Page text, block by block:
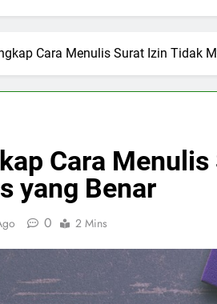
Cara Menulis Surat Izin Tidak
Cara
yang Benar
0 2 Mins